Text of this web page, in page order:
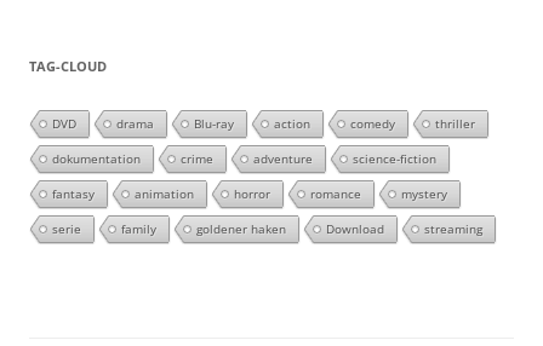
TAG-CLOUD
DVD drama Blu-ray action comedy thriller
dokumentation crime adventure science-fiction
fantasy animation horror romance mystery
serie family goldener haken Download streaming